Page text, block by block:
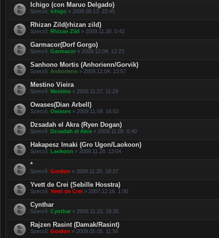
Ichigo (con Maruo Delgado)
Szerző: Ichigo » 2008.08.13. 22:45
Rhizan Zild(rhizan zild)
Szerző: Rhizan Zild » 2009.11.28. 0:42
Garmacor(Dorf Gorgo)
Szerző: Garmacor » 2009.12.04. 12:23
Sanhono Mortis (Anhorienn/Gorvik)
Szerző: Anhorienn » 2009.12.04. 13:57
Mestino Vieira
Szerző: Mestino » 2009.11.27. 11:29
Owases(Dian Arbell)
Szerző: Owases » 2009.11.09. 16:02
Dzsadah el Akra (Ryen Dogan)
Szerző: Dzsadah el Akra » 2009.11.08. 0:40
Hakapesz Imaki (Gro Ugon/Laokoon)
Szerző: Laokoon » 2009.11.28. 13:04
*
Szerző: Gordon » 2009.11.25. 18:37
Yvett de Crei (Sebille Hosstra)
Szerző: Yvett de Crei » 2007.12.16. 1:00
Cynthar
Szerző: Cynthar » 2009.11.15. 18:35
Rajzen Rasint (Damak/Rasint)
Szerző: Gordon » 2009.05.05. 11:56